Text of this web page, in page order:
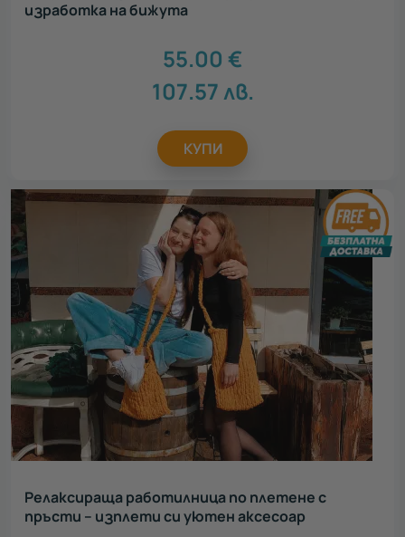
изработка на бижута
55.00 €
107.57лв.
КУПИ
Релаксираща работилница по плетене с
пръсти – изплети си уютен аксесоар